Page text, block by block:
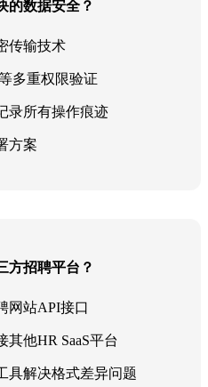
的数据安全？
传输技术
多重权限验证
录所有操作痕迹
方案
方招聘平台？
网站API接口
其他HR SaaS平台
具解决格式差异问题